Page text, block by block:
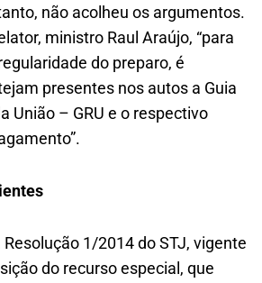
não acolheu os argumentos.
ministro Raul Araújo, “para
do preparo, é
presentes nos autos a Guia
União – GRU e o respectivo
1/2014 do STJ, vigente
do recurso especial, que